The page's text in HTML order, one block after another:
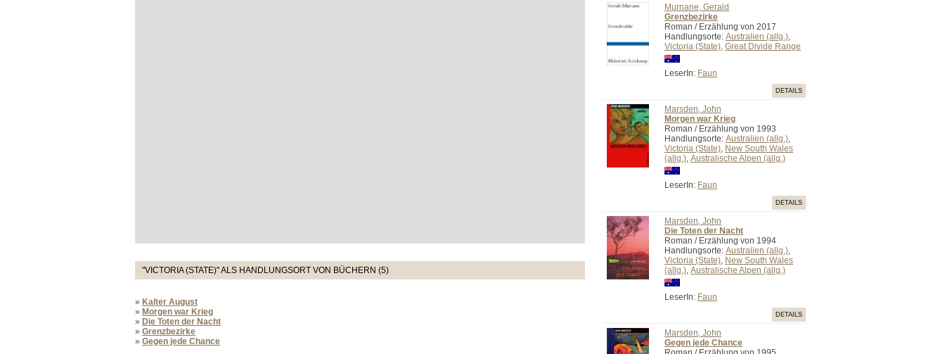
"VICTORIA (STATE)" ALS HANDLUNGSORT VON BÜCHERN (5)
» Kalter August
» Morgen war Krieg
» Die Toten der Nacht
» Grenzbezirke
» Gegen jede Chance
Murnane, Gerald
Grenzbezirke
Roman / Erzählung von 2017
Handlungsorte: Australien (allg.),
Victoria (State), Great Divide Range
LeserIn: Faun
DETAILS
Marsden, John
Morgen war Krieg
Roman / Erzählung von 1993
Handlungsorte: Australien (allg.),
Victoria (State), New South Wales
(allg.), Australische Alpen (allg.)
LeserIn: Faun
DETAILS
Marsden, John
Die Toten der Nacht
Roman / Erzählung von 1994
Handlungsorte: Australien (allg.),
Victoria (State), New South Wales
(allg.), Australische Alpen (allg.)
LeserIn: Faun
DETAILS
Marsden, John
Gegen jede Chance